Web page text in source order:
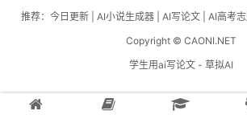
推荐： 今日更新 AI小说生成器 AI写论文 AI高考
Copyright © CAONI.NET
学生用ai写论文 - 草拟AI